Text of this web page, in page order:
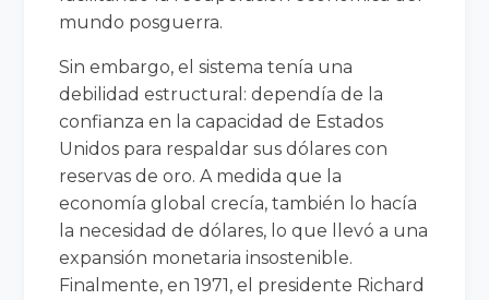
mundo posguerra.
Sin embargo, el sistema tenía una
debilidad estructural: dependía de la
confianza en la capacidad de Estados
Unidos para respaldar sus dólares con
reservas de oro. A medida que la
economía global crecía, también lo hacía
la necesidad de dólares, lo que llevó a una
expansión monetaria insostenible.
Finalmente, en 1971, el presidente Richard